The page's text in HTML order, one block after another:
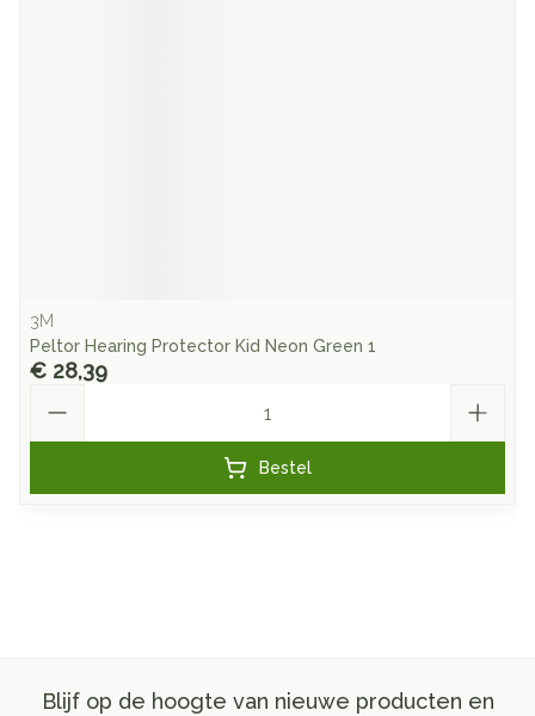
3M
Peltor Hearing Protector Kid Neon Green 1
€ 28,39
Bestel
Blijf op de hoogte van nieuwe producten en